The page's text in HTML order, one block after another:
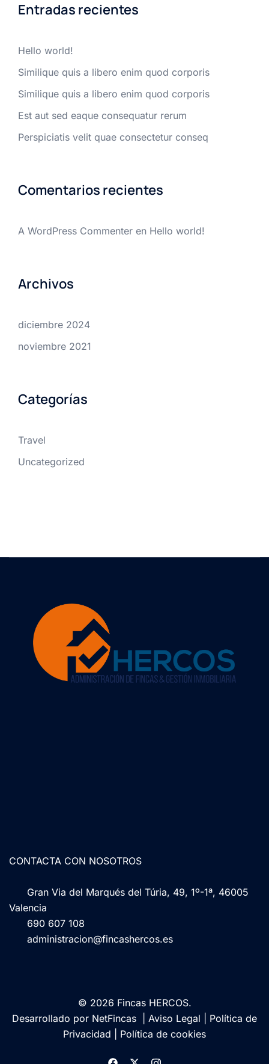
Entradas recientes
Hello world!
Similique quis a libero enim quod corporis
Similique quis a libero enim quod corporis
Est aut sed eaque consequatur rerum
Perspiciatis velit quae consectetur conseq
Comentarios recientes
A WordPress Commenter en Hello world!
Archivos
diciembre 2024
noviembre 2021
Categorías
Travel
Uncategorized
CONTACTA CON NOSOTROS
Gran Via del Marqués del Túria, 49, 1º-1ª, 46005
Valencia
690 607 108
administracion@fincashercos.es
© 2026 Fincas HERCOS.
Desarrollado por NetFincas Aviso Legal
Política de
Privacidad
Política de cookies